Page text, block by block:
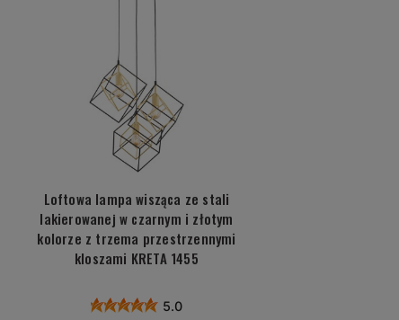
Loftowa lampa wisząca ze stali
lakierowanej w czarnym i złotym
kolorze z trzema przestrzennymi
kloszami KRETA 1455
5.0